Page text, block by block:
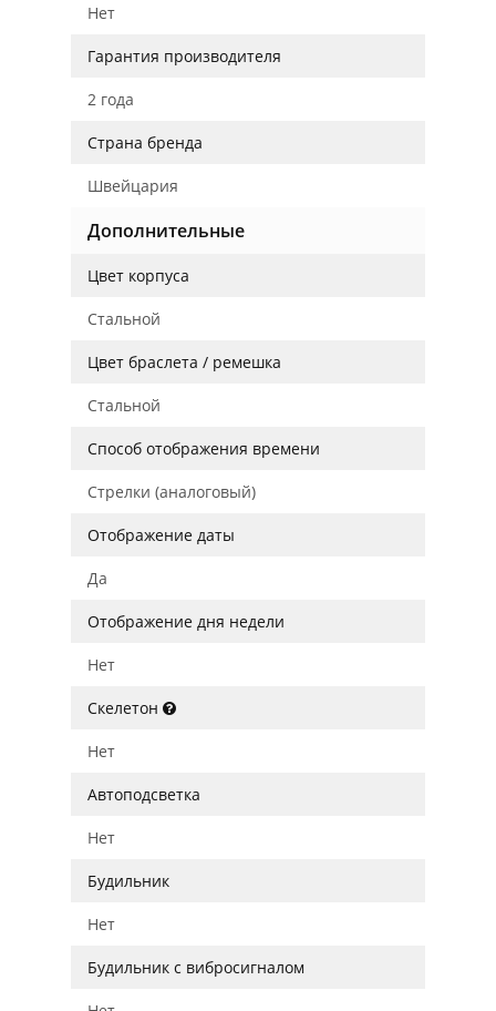
Нет
Гарантия производителя
2 года
Страна бренда
Швейцария
Дополнительные
Цвет корпуса
Стальной
Цвет браслета / ремешка
Стальной
Способ отображения времени
Стрелки (аналоговый)
Отображение даты
Да
Отображение дня недели
Нет
Скелетон
Нет
Автоподсветка
Нет
Будильник
Нет
Будильник с вибросигналом